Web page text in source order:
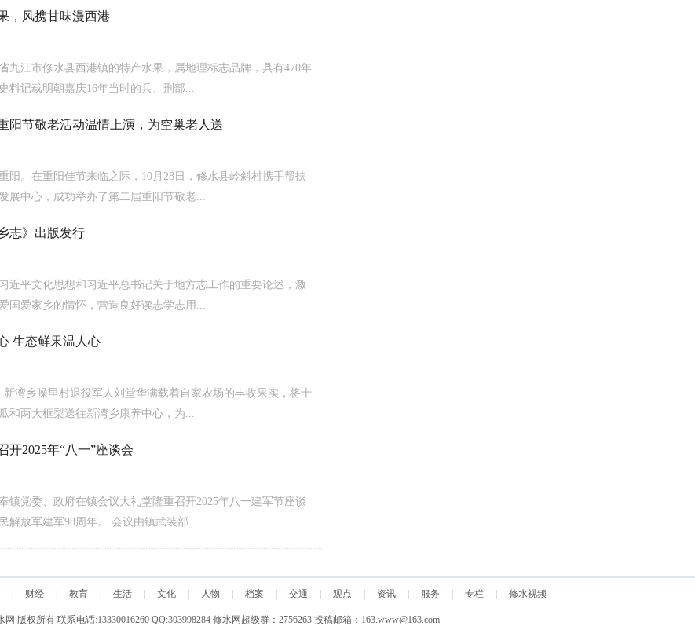
，风携甘味漫西港
九江市修水县西港镇的特产水果，属地理标志品牌，具有470年
料记载明朝嘉庆16年当时的兵、刑部...
阳节敬老活动温情上演，为空巢老人送
阳。在重阳佳节来临之际，10月28日，修水县岭斜村携手帮扶
展中心，成功举办了第二届重阳节敬老...
志》出版发行
近平文化思想和习近平总书记关于地方志工作的重要论述，激
国爱家乡的情怀，营造良好读志学志用...
生态鲜果温人心
新湾乡噪里村退役军人刘堂华满载着自家农场的丰收果实，将十
和两大框梨送往新湾乡康养中心，为...
开2025年“八一”座谈会
镇党委、政府在镇会议大礼堂隆重召开2025年八一建军节座谈
解放军建军98周年。 会议由镇武装部...
财经 教育 生活 文化 人物 档案 交通 观点 资讯 服务 专栏 修水视频
网 版权所有 联系电话:13330016260 QQ:303998284 修水网超级群：2756263 投稿邮箱：163.www@163.com